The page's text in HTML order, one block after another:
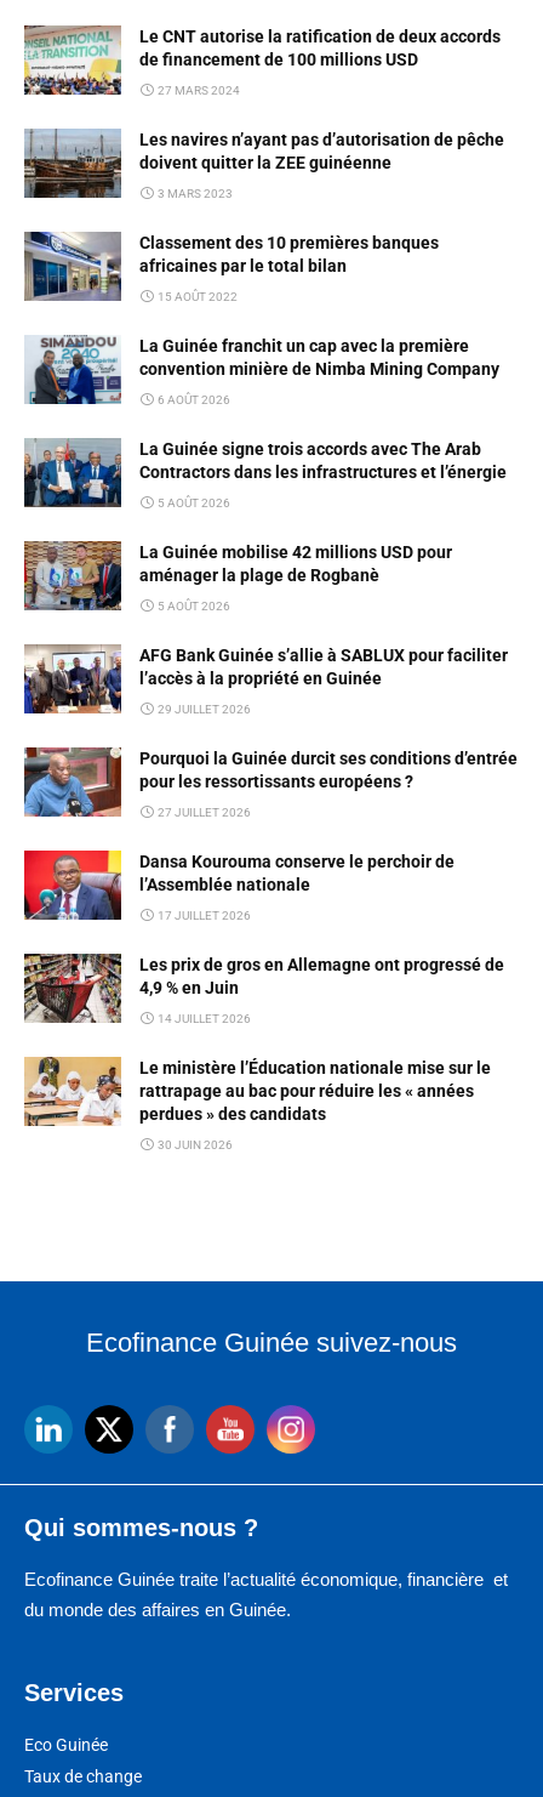
Le CNT autorise la ratification de deux accords
de financement de 100 millions USD
27 MARS 2024
Les navires n’ayant pas d’autorisation de pêche
doivent quitter la ZEE guinéenne
3 MARS 2023
Classement des 10 premières banques
africaines par le total bilan
15 AOÛT 2022
La Guinée franchit un cap avec la première
convention minière de Nimba Mining Company
6 AOÛT 2026
La Guinée signe trois accords avec The Arab
Contractors dans les infrastructures et l’énergie
5 AOÛT 2026
La Guinée mobilise 42 millions USD pour
aménager la plage de Rogbanè
5 AOÛT 2026
AFG Bank Guinée s’allie à SABLUX pour faciliter
l’accès à la propriété en Guinée
29 JUILLET 2026
Pourquoi la Guinée durcit ses conditions d’entrée
pour les ressortissants européens ?
27 JUILLET 2026
Dansa Kourouma conserve le perchoir de
l’Assemblée nationale
17 JUILLET 2026
Les prix de gros en Allemagne ont progressé de
4,9 % en Juin
14 JUILLET 2026
Le ministère l’Éducation nationale mise sur le
rattrapage au bac pour réduire les « années
perdues » des candidats
30 JUIN 2026
Ecofinance Guinée suivez-nous
Qui sommes-nous ?
Ecofinance Guinée traite l’actualité économique, financière et
du monde des affaires en Guinée.
Services
Eco Guinée
Taux de change